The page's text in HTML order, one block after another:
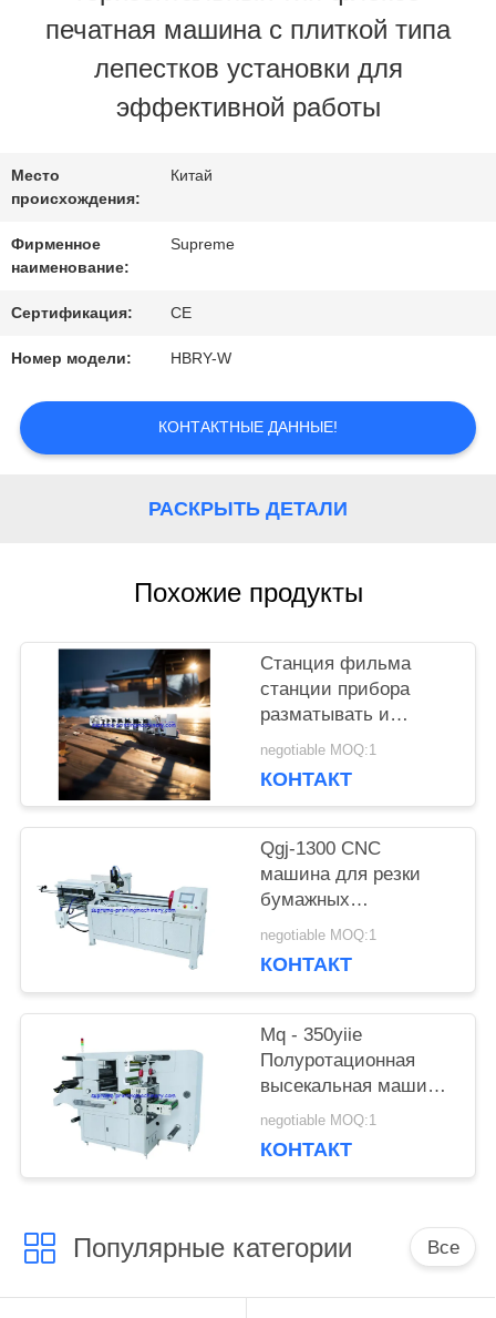
ЗАВОДУ
КОНТРОЛЬ
С
НАМИ
ЗАПРОСИТЕ
ЦИТАТУ
ПОЛИТИКА
КОНФИДЕНЦИАЛЬНОСТИ
печатная машина с плиткой типа
лепестков установки для
эффективной работы
Место
происхождения:
Китай
Фирменное
наименование:
Supreme
Сертификация: CE
Номер модели: HBRY-W
КОНТАКТНЫЕ ДАННЫЕ!
РАСКРЫТЬ ДЕТАЛИ
Похожие продукты
Станция фильма
станции прибора
разматывать и
перематывать
HBRY-W нон-стоп
прокатывая
negotiable MOQ:1
КОНТАКТ
Qgj-1300 CNC
машина для резки
бумажных
пластиковых труб
negotiable MOQ:1
КОНТАКТ
Mq - 350yiie
Полуротационная
высекальная машина
с продольной резкой
negotiable MOQ:1
КОНТАКТ
Популярные категории Все